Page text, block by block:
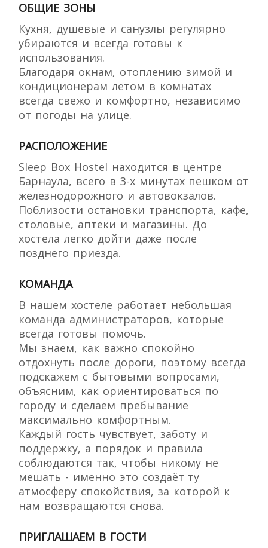
ОБЩИЕ ЗОНЫ
Кухня, душевые и санузлы регулярно
убираются и всегда готовы к
использования.
Благодаря окнам, отоплению зимой и
кондиционерам летом в комнатах
всегда свежо и комфортно, независимо
от погоды на улице.
РАСПОЛОЖЕНИЕ
Sleep Box Hostel находится в центре
Барнаула, всего в 3-х минутах пешком от
железнодорожного и автовокзалов.
Поблизости остановки транспорта, кафе,
столовые, аптеки и магазины. До
хостела легко дойти даже после
позднего приезда.
КОМАНДА
В нашем хостеле работает небольшая
команда администраторов, которые
всегда готовы помочь.
Мы знаем, как важно спокойно
отдохнуть после дороги, поэтому всегда
подскажем с бытовыми вопросами,
объясним, как ориентироваться по
городу и сделаем пребывание
максимально комфортным.
Каждый гость чувствует, заботу и
поддержку, а порядок и правила
соблюдаются так, чтобы никому не
мешать - именно это создаёт ту
атмосферу спокойствия, за которой к
нам возвращаются снова.
ПРИГЛАШАЕМ В ГОСТИ